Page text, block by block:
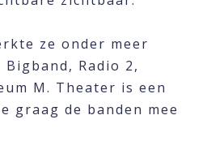
ze onder meer
Bigband, Radio 2,
M. Theater is een
graag de banden mee